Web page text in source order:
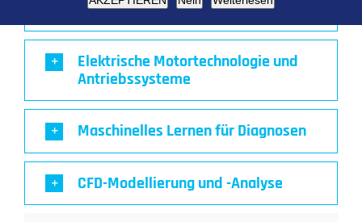
Steuerungssysteme
Elektrische Motortechnologie und
Antriebssysteme
Maschinelles Lernen für Diagnosen
CFD-Modellierung und -Analyse